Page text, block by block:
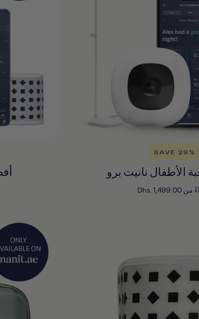
SAVE 29%
الأطفال نانيت برو
من Dhs. 1,499.00